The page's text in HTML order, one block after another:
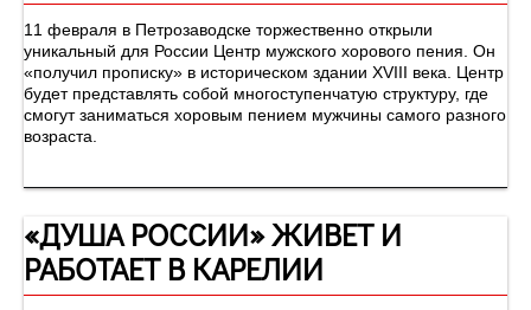
11 февраля в Петрозаводске торжественно открыли
уникальный для России Центр мужского хорового пения. Он
«получил прописку» в историческом здании XVIII века. Центр
будет представлять собой многоступенчатую структуру, где
смогут заниматься хоровым пением мужчины самого разного
возраста.
«ДУША РОССИИ» ЖИВЕТ И
РАБОТАЕТ В КАРЕЛИИ